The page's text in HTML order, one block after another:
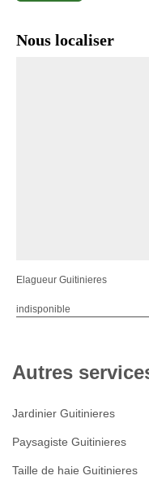
Nous localiser
Elagueur Guitinieres
indisponible
Autres
Jardinier Guitinieres
Paysagiste Guitinieres
Taille de haie Guitinieres